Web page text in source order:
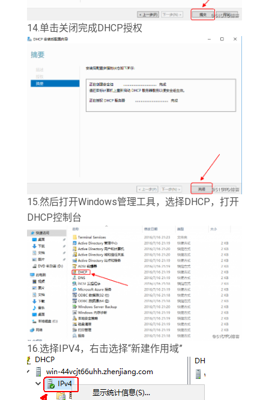
14.单击关闭完成DHCP授权
15.然后打开Windows管理工具，选择DHCP，打开
DHCP控制台
16.选择IPV4，右击选择“新建作用域”